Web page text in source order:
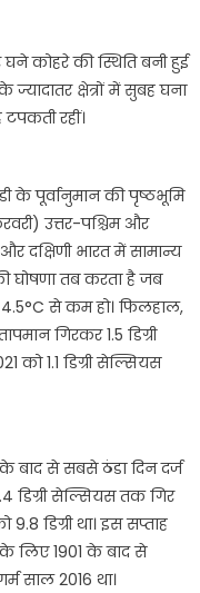
घने कोहरे की स्थिति बनी हुई
ज्यादातर क्षेत्रों में सुबह घना
रहीं।
के पूर्वानुमान की पृष्ठभूमि
उत्तर-पश्चिम और
दक्षिणी भारत में सामान्य
घोषणा तब करता है जब
से कम हो। फिलहाल,
गिरकर 1.5 डिग्री
को 1.1 डिग्री सेल्सियस
बाद से सबसे ठंडा दिन दर्ज
डिग्री सेल्सियस तक गिर
डिग्री था। इस सप्ताह
लिए 1901 के बाद से
साल 2016 था।